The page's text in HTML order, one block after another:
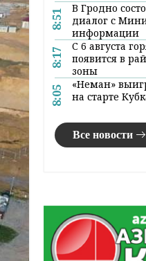
8:51
В Гродно
диалог с
информации
8:17
С 6 августа
появится в
зоны
8:05
«Неман»
на старте
Все новости